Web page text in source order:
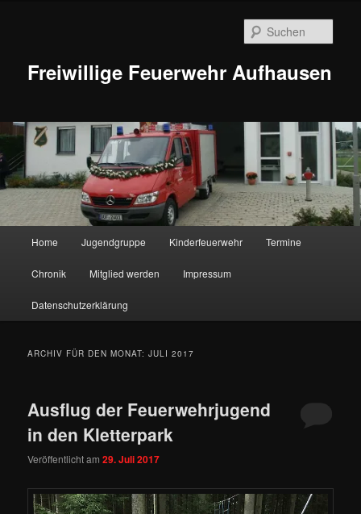
Freiwillige Feuerwehr Aufhausen
Home Jugendgruppe Kinderfeuerwehr Termine
Chronik Mitglied werden Impressum
Datenschutzerklärung
ARCHIV FÜR DEN MONAT:JULI 2017
Ausflug der Feuerwehrjugend
in den Kletterpark
Veröffentlicht am29. Juli 2017